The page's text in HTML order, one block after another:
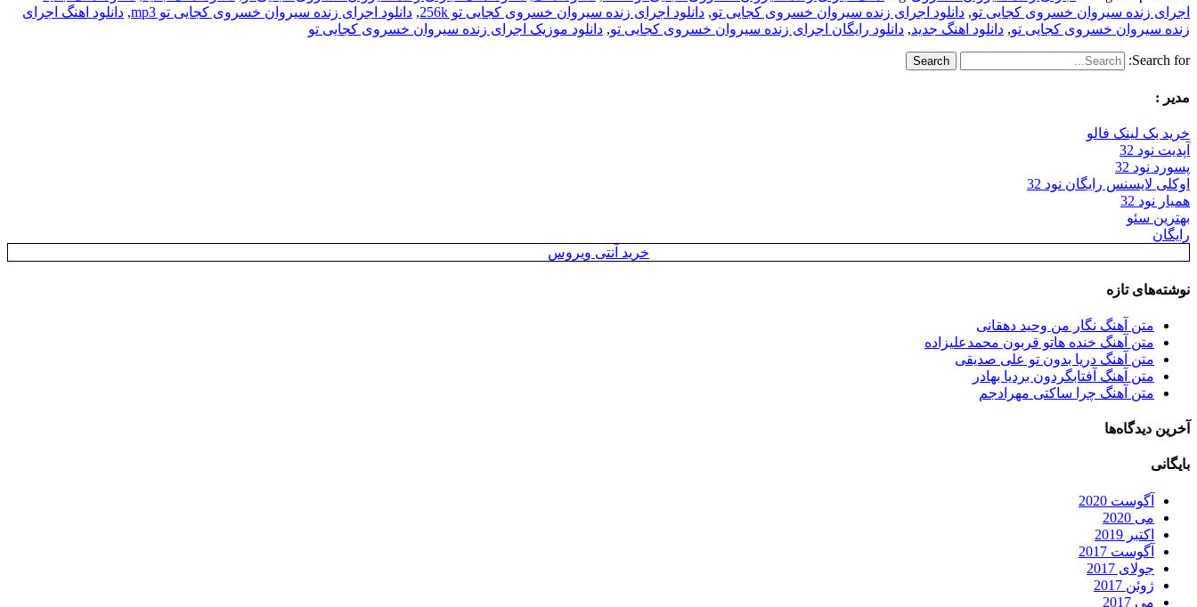
اجرای زنده سیروان خسروی کجایی تو, دانلود اجرای زنده سیروان خسروی کجایی تو, دانلود اجرای زنده سیروان خسروی کجایی تو 256k , دانلود اجرای زنده سیروان خسروی کجایی تو mp3 , دانلود اهنگ اجرای
زنده سیروان خسروی کجایی تو, دانلود اهنگ جدید, دانلود رایگان اجرای زنده سیروان خسروی کجایی تو, دانلود موزیک اجرای زنده سیروان خسروی کجایی تو
Search for:
مدیر :
خرید بک لینک فالو
آپدیت نود 32
پسورد نود 32
اوکلی لایسنس رایگان نود 32
همیار نود 32
بهترین سئو
رایگان
خرید آنتی ویروس
نوشته‌های تازه
متن آهنگ نگار من وحید دهقانی
متن آهنگ خنده هاتو قربون محمدعلیزاده
متن آهنگ دریا بدون تو علی صدیقی
متن آهنگ آفتابگردون بردیا بهادر
متن آهنگ چرا ساکتی مهرادجم
آخرین دیدگاه‌ها
بایگانی
آگوست 2020
می 2020
اکتبر 2019
آگوست 2017
جولای 2017
ژوئن 2017
می 2017